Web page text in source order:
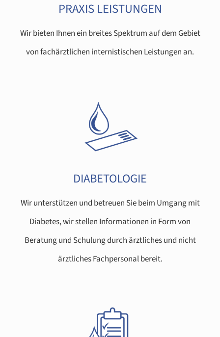
PRAXIS LEISTUNGEN
Wir bieten Ihnen ein breites Spektrum auf dem Gebiet
von fachärztlichen internistischen Leistungen an.
DIABETOLOGIE
Wir unterstützen und betreuen Sie beim Umgang mit
Diabetes, wir stellen Informationen in Form von
Beratung und Schulung durch ärztliches und nicht
ärztliches Fachpersonal bereit.